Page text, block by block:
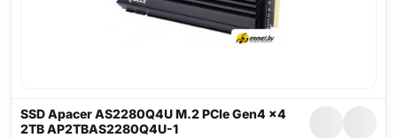
SSD Apacer AS2280Q4U M.2 PCIe Gen4 x4
2TB AP2TBAS2280Q4U-1